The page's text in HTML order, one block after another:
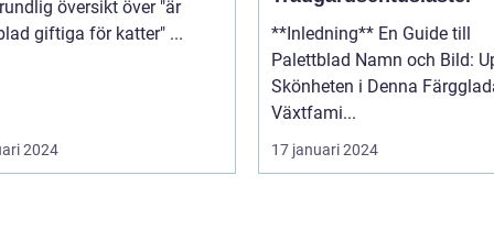
palettblad giftiga för katter" ...
2024
**Inledning** En Guide till
Palettblad Namn och Bild:
Skönheten i Denna
Växtfami...
17 januari 2024